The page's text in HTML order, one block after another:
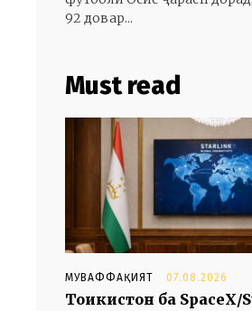
92 довар...
Must read
МУВАФФАҚИЯТ 07.08.2026
Тоҷикистон ба